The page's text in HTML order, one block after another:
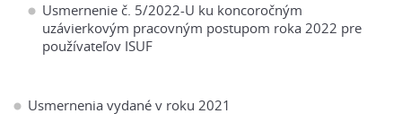
Usmernenie č. 5/2022-U ku koncoročným
uzávierkovým pracovným postupom roka 2022 pre
používateľov ISUF
Usmernenia vydané v roku 2021